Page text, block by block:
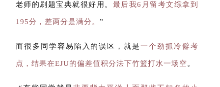
老师的刷题宝典就很好用。 最后我6月留考文综拿到
195分，差两分是满分。 ”
而很多同学容易陷入的误区，就是一个劲抓冷僻考
点，结果在EJU的偏差值积分法下竹篮打水一场空。